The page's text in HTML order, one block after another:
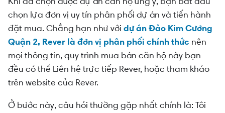
chọn lựa đơn vị uy tín phân phối dự án và tiến hành
đặt mua. Chẳng hạn như với dự án Đảo Kim Cương
Quận 2, Rever là đơn vị phân phối chính thức nên
mọi thông tin, quy trình mua bán căn hộ này bạn
đều có thể Liên hệ trực tiếp Rever, hoặc tham khảo
trên website của Rever.
Ở bước này, câu hỏi thường gặp nhất chính là: Tôi